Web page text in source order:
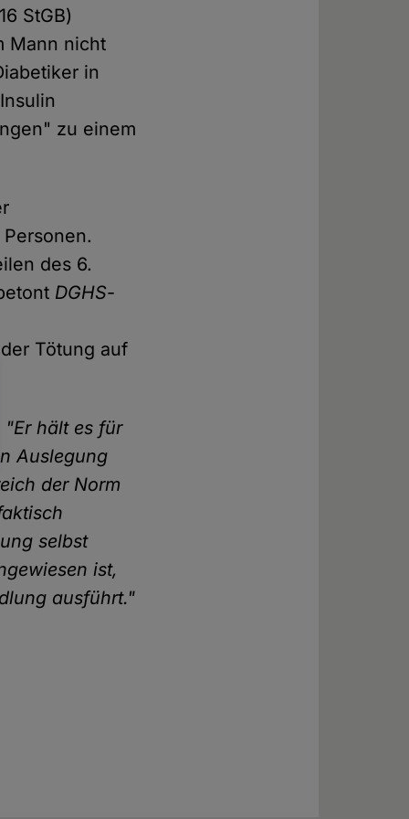
StGB)
Mann nicht
in
zu einem
des 6.
DGHS-
Tötung auf
"Er hält es für
Auslegung
der Norm
selbst
ist,
ausführt."